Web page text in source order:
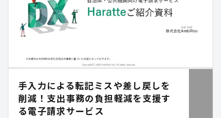
手入力による転記ミスや差し戻しを
削減！支出事務の負担軽減を支援す
る電子請求サービス